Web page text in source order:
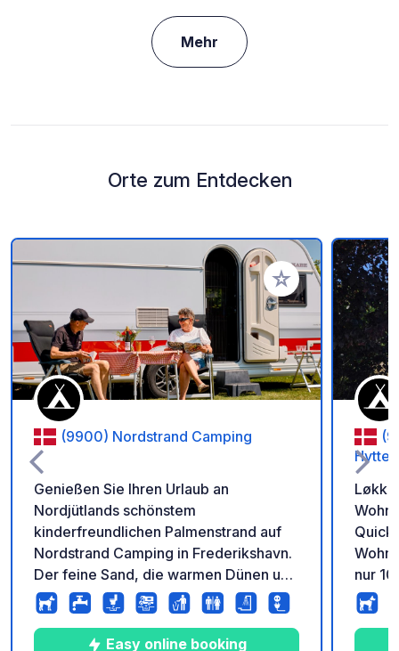
Mehr
Orte zum Entdecken
Zu Ihren Favoriten
(9900) Nordstrand Camping
Genießen Sie Ihren Urlaub an
Nordjütlands schönstem
kinderfreundlichen Palmenstrand auf
Nordstrand Camping in Frederikshavn.
Der feine Sand, die warmen Dünen und
das flache Wasser ermöglichen einen
aktiven Urlaub mit viel Zeit zum Spielen
und für gemeinsame Stunden mit den
Easy online booking
nur 10 €. Løkken Klit
und